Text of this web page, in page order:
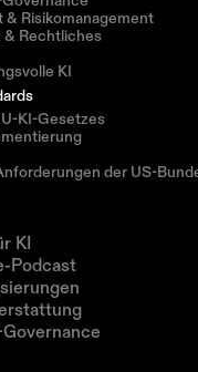
& Risikomanagement
& Rechtliches
KI
KI-Gesetzes
der US-
KI
Podcast